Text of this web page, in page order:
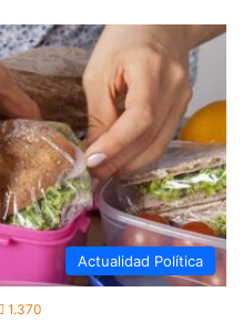
Actualidad Política
1.370